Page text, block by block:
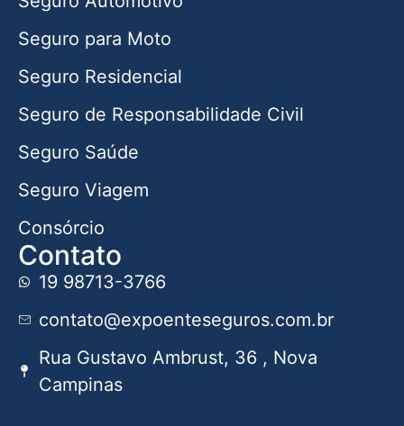
Seguro para Moto
Seguro Residencial
Seguro de Responsabilidade Civil
Seguro Saúde
Seguro Viagem
Consórcio
Contato
19 98713-3766
contato@expoenteseguros.com.br
Rua Gustavo Ambrust, 36 , Nova
Campinas